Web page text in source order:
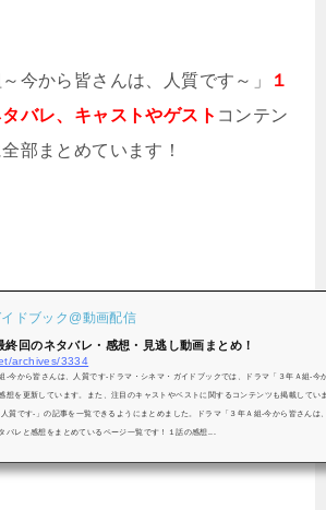
今から皆さんは、人質です～」
１
バレ、キャストやゲスト コンテン
部まとめています！
ドブック@動画配信
終回のネタバレ・感想・見逃し動画まとめ！
archives/3334
-今から皆さんは、人質です-ドラマ・シネマ・ガイドブックでは、ドラマ「３年Ａ組-今
想を更新しています。また、注目のキャストやベストに関するコンテンツも掲載してい
質です-」の記事を一覧できるようにまとめました。ドラマ「３年Ａ組-今から皆さんは
バレと感想をまとめているページ一覧です！１話の感想...